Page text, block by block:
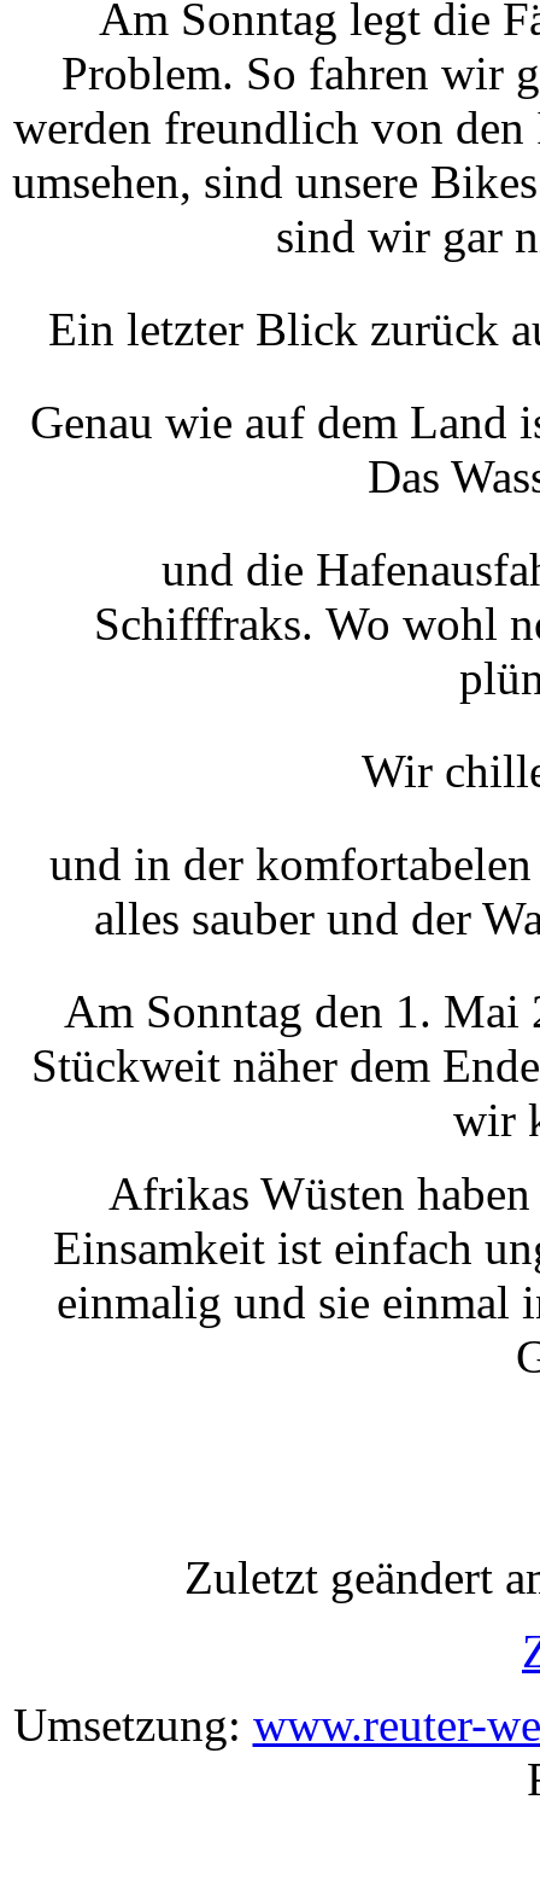
Am Sonntag legt die
Problem. So fahren wir
werden freundlich von
umsehen, sind unsere
sind wir gar
Ein letzter Blick zurück
Genau wie auf dem Land
Das
und die
Schifffraks. Wo wohl
Wir
und in der
alles sauber und der
Am Sonntag den 1. Mai
Stückweit näher dem
wir
Afrikas Wüsten
Einsamkeit ist einfach
einmalig und sie einmal
Zuletzt geändert
Umsetzung: www.reuter-